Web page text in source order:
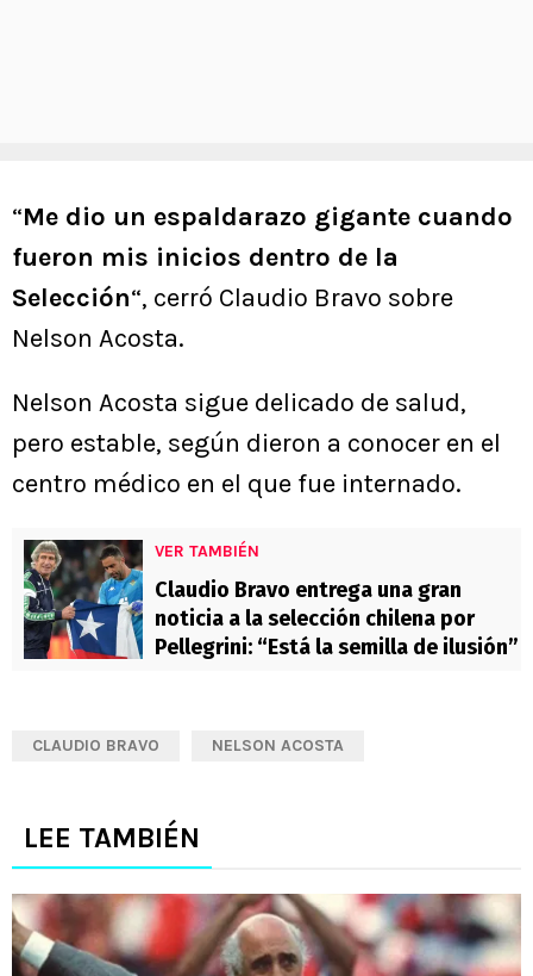
“Me dio un espaldarazo gigante cuando
fueron mis inicios dentro de la
Selección“, cerró Claudio Bravo sobre
Nelson Acosta.
Nelson Acosta sigue delicado de salud,
pero estable, según dieron a conocer en el
centro médico en el que fue internado.
VER TAMBIÉN
Claudio Bravo entrega una gran
noticia a la selección chilena por
Pellegrini: “Está la semilla de ilusión”
CLAUDIO BRAVO NELSON ACOSTA
LEE TAMBIÉN